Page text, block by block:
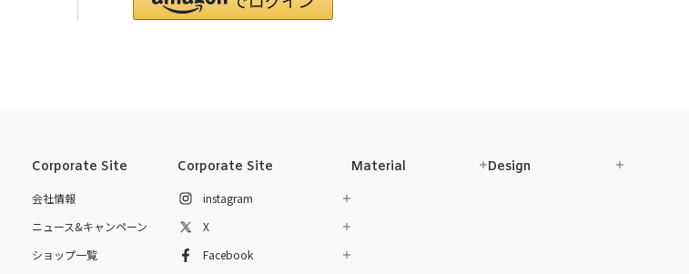
Corporate Site
会社情報
ニュース&キャンペーン
ショップ一覧
Corporate Site
instagram
X
Facebook
Material Design